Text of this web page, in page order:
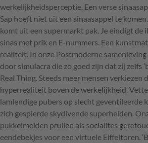
werkelijkheidsperceptie. Een verse
Sap hoeft niet uit een sinaasappel te
komt uit een supermarkt pak. Je eindigt de
sinas met prik en E-nummers. Een
realiteit. In onze Postmoderne
door simulacra die zo goed zijn dat zij zelfs
Real Thing. Steeds meer mensen verkiezen
hyperrealiteit boven de werkelijkheid.
lamlendige pubers op slecht geventileerde
zich gespierde skydivende superhelden.
pukkelmeiden pruilen als socialites
eendebekjes voor een virtuele Eiffeltoren.